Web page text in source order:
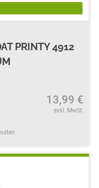
PRINTY 4912
13,99 €
exkl. MwSt.